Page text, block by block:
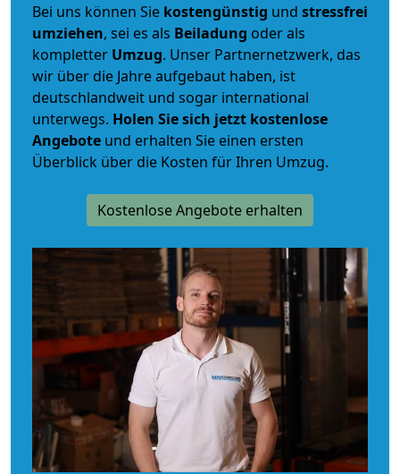
Bei uns können Sie kostengünstig und stressfrei
umziehen, sei es als Beiladung oder als
kompletter Umzug. Unser Partnernetzwerk, das
wir über die Jahre aufgebaut haben, ist
deutschlandweit und sogar international
unterwegs. Holen Sie sich jetzt kostenlose
Angebote und erhalten Sie einen ersten
Überblick über die Kosten für Ihren Umzug.
Kostenlose Angebote erhalten